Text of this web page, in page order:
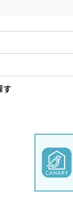
す